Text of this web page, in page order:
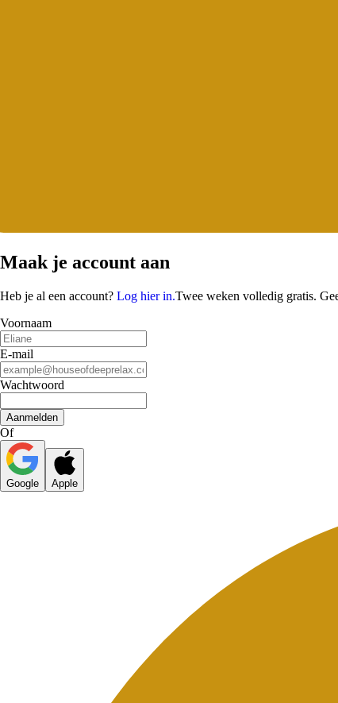
Maak je account aan
Heb je al een account? Log hier in.Twee weken volledig gratis.
Voornaam
E-mail
Wachtwoord
Aanmelden
Of
Google Apple